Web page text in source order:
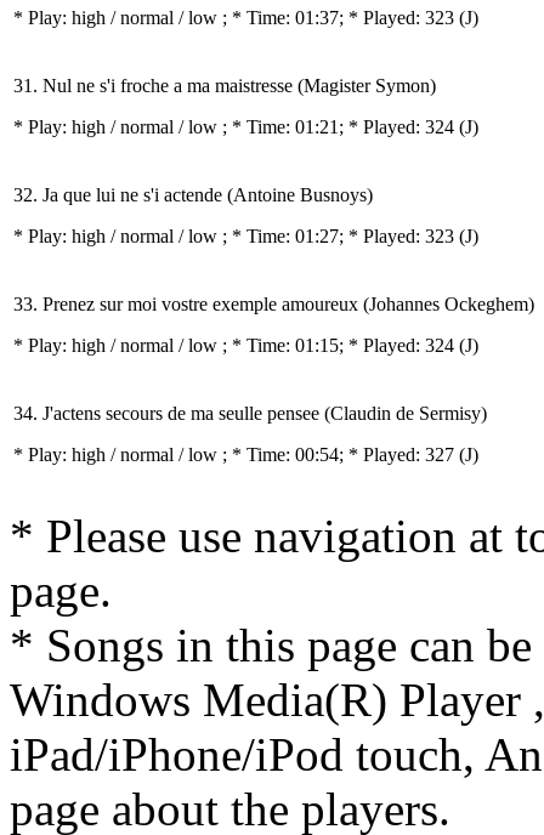
* Play: high / normal / low ; * Time: 01:37; * Played: 323 (J)
31. Nul ne s'i froche a ma maistresse (Magister Symon)
* Play: high / normal / low ; * Time: 01:21; * Played: 324 (J)
32. Ja que lui ne s'i actende (Antoine Busnoys)
* Play: high / normal / low ; * Time: 01:27; * Played: 323 (J)
33. Prenez sur moi vostre exemple amoureux (Johannes Ockeghem)
* Play: high / normal / low ; * Time: 01:15; * Played: 324 (J)
34. J'actens secours de ma seulle pensee (Claudin de Sermisy)
* Play: high / normal / low ; * Time: 00:54; * Played: 327 (J)
* Please use navigation at
page.
* Songs in this page can
Windows Media(R) Player
iPad/iPhone/iPod touch,
page about the players.